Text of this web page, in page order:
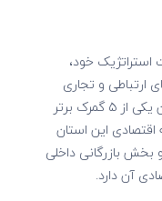
خود،
ارتباطی و تجاری
کشور شناخته می‌شود و گمرک این استان یکی از ۵ گمرک برتر
این استان
بازرگانی داخلی
آن دارد.